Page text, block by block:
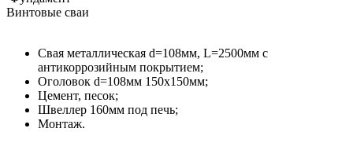
Винтовые сваи
Свая металлическая d=108мм, L=2500мм с
антикоррозийным покрытием;
Оголовок d=108мм 150x150мм;
Цемент, песок;
Швеллер 160мм под печь;
Монтаж.